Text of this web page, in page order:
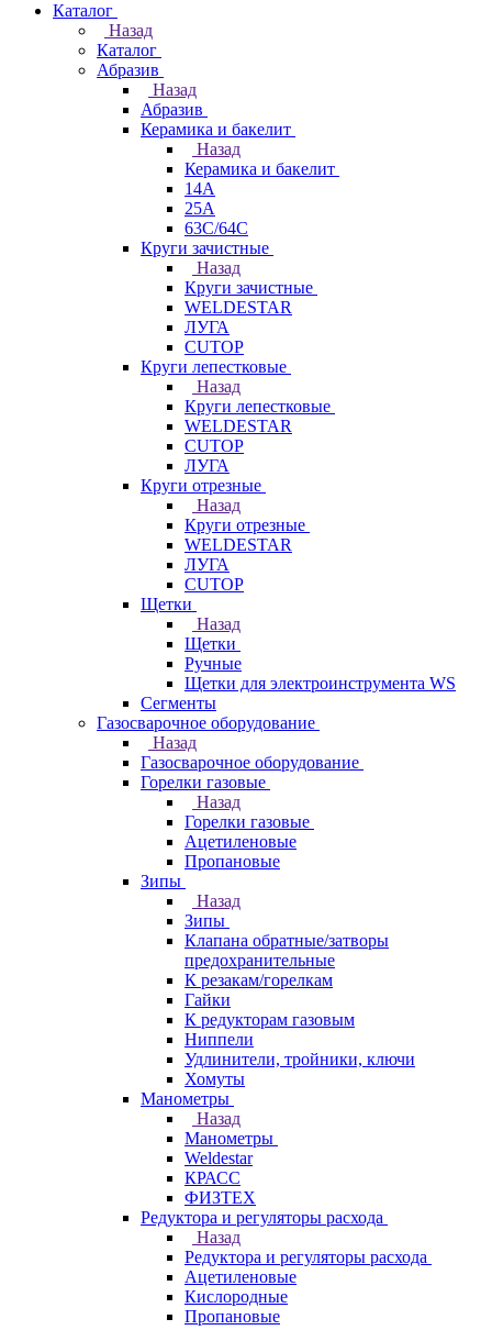
Каталог
Назад
Каталог
Абразив
Назад
Абразив
Керамика и бакелит
Назад
Керамика и бакелит
14А
25А
63С/64С
Круги зачистные
Назад
Круги зачистные
WELDESTAR
ЛУГА
CUTOP
Круги лепестковые
Назад
Круги лепестковые
WELDESTAR
CUTOP
ЛУГА
Круги отрезные
Назад
Круги отрезные
WELDESTAR
ЛУГА
CUTOP
Щетки
Назад
Щетки
Ручные
Щетки для электроинструмента WS
Сегменты
Газосварочное оборудование
Назад
Газосварочное оборудование
Горелки газовые
Назад
Горелки газовые
Ацетиленовые
Пропановые
Зипы
Назад
Зипы
Клапана обратные/затворы
предохранительные
К резакам/горелкам
Гайки
К редукторам газовым
Ниппели
Удлинители, тройники, ключи
Хомуты
Манометры
Назад
Манометры
Weldestar
КРАСС
ФИЗТЕХ
Редуктора и регуляторы расхода
Назад
Редуктора и регуляторы расхода
Ацетиленовые
Кислородные
Пропановые